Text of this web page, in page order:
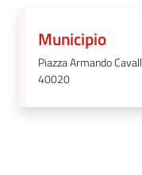
Municipio
Piazza Armando
40020